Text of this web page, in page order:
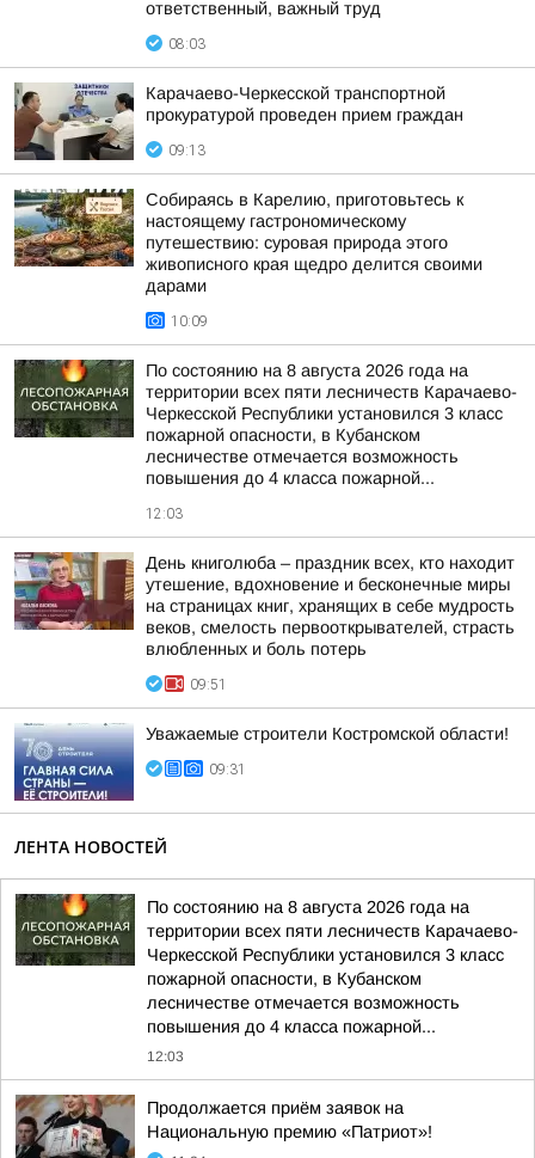
ответственный, важный труд
08:03
Карачаево-Черкесской транспортной
прокуратурой проведен прием граждан
09:13
Собираясь в Карелию, приготовьтесь к
настоящему гастрономическому
путешествию: суровая природа этого
живописного края щедро делится своими
дарами
10:09
По состоянию на 8 августа 2026 года на
территории всех пяти лесничеств Карачаево-
Черкесской Республики установился 3 класс
пожарной опасности, в Кубанском
лесничестве отмечается возможность
повышения до 4 класса пожарной...
12:03
День книголюба – праздник всех, кто находит
утешение, вдохновение и бесконечные миры
на страницах книг, хранящих в себе мудрость
веков, смелость первооткрывателей, страсть
влюбленных и боль потерь
09:51
Уважаемые строители Костромской области!
09:31
ЛЕНТА НОВОСТЕЙ
По состоянию на 8 августа 2026 года на
территории всех пяти лесничеств Карачаево-
Черкесской Республики установился 3 класс
пожарной опасности, в Кубанском
лесничестве отмечается возможность
повышения до 4 класса пожарной...
12:03
Продолжается приём заявок на
Национальную премию «Патриот»!